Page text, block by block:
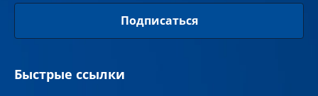
Быстрые ссылки